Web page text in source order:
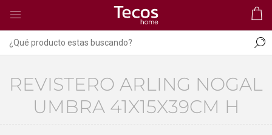
REVISTERO ARLING NOGAL
UMBRA 41X15X39CM H